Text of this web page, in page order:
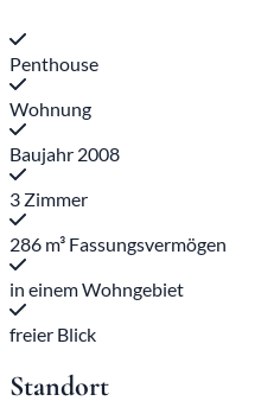
Penthouse
Wohnung
Baujahr 2008
3 Zimmer
286 m³ Fassungsvermögen
in einem Wohngebiet
freier Blick
Standort